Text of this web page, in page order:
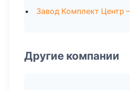
Завод Комплект Центр
Другие компании